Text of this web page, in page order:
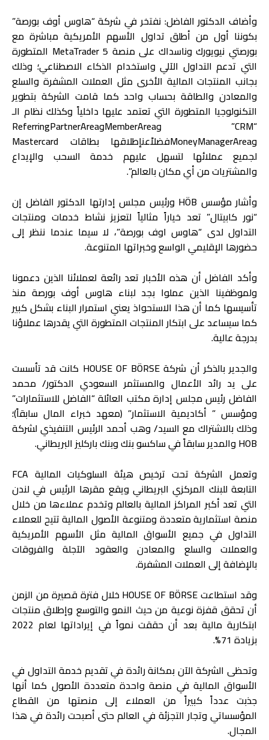
وأضاف الدكتور الفاضل: نفتخر في شركة “هاوس أوف بورصة”
بكوننا أول من أطلق تداول الأسهم الأمريكية مباشرة مع
بورصتي نيويورك وناسداك على منصة 5 MetaTrader المتطورة
التي تدعم التداول الآلي واستخدام الذكاء الاصطناعي؛ وذلك
بجانب المنتجات المالية الأخرى مثل العملات المشفرة والسلع
والمعادن والطاقة بحساب واحد كما قامت الشركة بتطوير
التكنولوجيا المتطورة التي تعتمد عليها داخلياً وكذلك نظام الـ
“CRM” وMemberAreaوReferringPartnerArea
وMoneyManagerAreaفضلاًعنإطلاقها بطاقات Mastercard
لجميع عملائها لتسهل عليهم خدمة السحب والإيداع
والمشتريات من أي مكان بالعالم”.
وأشار مؤسس HÖB ورئيس مجلس إدارتها الدكتور الفاضل إن
“نور كابيتال” تعد خياراً مثالياً لتعزيز نشاط خدمات ومنتجات
التداول لدى “هاوس اوف بورصة”، لا سيما عندما ننظر إلى
حضورها الإقليمي الواسع وخبراتها المتنوعة.
وأكد الفاضل أن هذه الأخبار تعد رائعة لعملائنا الذين دعمونا
ولموظفينا الذين عملوا بجد لبناء هاوس أوف بورصة منذ
تأسيسها كما أن هذا الاستحواذ يعني استمرار البناء بشكل كبير
كما سيساعد على ابتكار المنتجات المتطورة التي يقدرها عملاؤنا
بدرجة عالية.
والجدير بالذكر أن شركة HOUSE OF BÖRSE كانت قد تأسست
على يد رائد الأعمال والمستثمر السعودي الدكتور/ محمد
الفاضل رئيس مجلس إدارة مكتب العائلة “الفاضل للاستثمارات”
ومؤسس ” أكاديمية الاستثمار” (معهد خبراء المال سابقاً)؛
وذلك بالاشتراك مع السيد/ وهب أحمد الرئيس التنفيذي لشركة
HOB والمدير سابقاً في ساكسو بنك وبنك باركليز البريطاني.
وتعمل الشركة تحت ترخيص هيئة السلوكيات المالية FCA
التابعة للبنك المركزي البريطاني ويقع مقرها الرئيس في لندن
التي تعد أكبر المراكز المالية بالعالم وتخدم عملاءها من خلال
منصة استثمارية متعددة ومتنوعة الأصول المالية تتيح للعملاء
التداول في جميع الأسواق المالية مثل الأسهم الأمريكية
والعملات والسلع والمعادن والعقود الآجلة والفروقات
بالإضافة إلى العملات المشفرة.
وقد استطاعت HOUSE OF BÖRSE خلال فترة قصيرة من الزمن
أن تحقق قفزة نوعية من حيث النمو والتوسع وإطلاق منتجات
ابتكارية مالية بعد أن حققت نمواً في إيراداتها لعام 2022
بزيادة 71%.
وتحظى الشركة الآن بمكانة رائدة في تقديم خدمة التداول في
الأسواق المالية في منصة واحدة متعددة الأصول كما أنها
جذبت عدداً كبيراً من العملاء إلى منصتها من القطاع
المؤسساتي وتجار التجزئة في العالم حتى أصبحت رائدة في هذا
المجال.